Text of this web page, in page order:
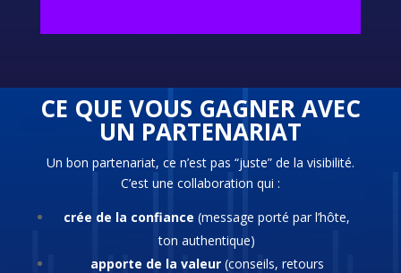
CE QUE VOUS GAGNER AVEC
UN PARTENARIAT
Un bon partenariat, ce n’est pas “juste” de la visibilité.
C’est une collaboration qui :
crée de la confiance (message porté par l’hôte,
ton authentique)
apporte de la valeur(conseils, retours